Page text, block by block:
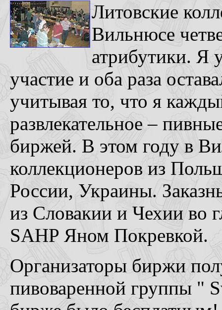
Литовские
Вильнюсе
атрибутики. Я
участие и оба раза
учитывая то, что я
развлекательное –
биржей. В этом году в
коллекционеров из
России, Украины.
из Словакии и Чехии во
SAHP Яном Покревкой.
Организаторы биржи
пивоваренной группы "